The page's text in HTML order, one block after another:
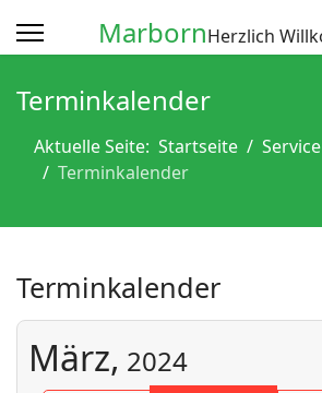
MarbornHerzlich
Terminkalender
Aktuelle Seite: Startseite
Service
Terminkalender
Terminkalender
März, 2024